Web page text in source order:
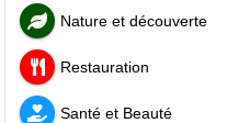
Nature et découverte
Restauration
Santé et Beauté